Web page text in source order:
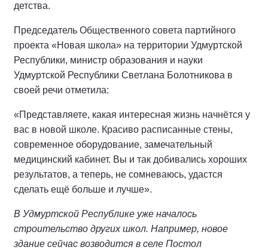
детства.
Председатель Общественного совета партийного
проекта «Новая школа» на территории Удмуртской
Республики, министр образования и науки
Удмуртской Республики Светлана Болотникова в
своей речи отметила:
«Представляете, какая интересная жизнь начнётся у
вас в новой школе. Красиво расписанные стены,
современное оборудование, замечательный
медицинский кабинет. Вы и так добивались хороших
результатов, а теперь, не сомневаюсь, удастся
сделать ещё больше и лучше».
В Удмуртской Республике уже началось
строительство других школ. Например, новое
здание сейчас возводится в селе Постол